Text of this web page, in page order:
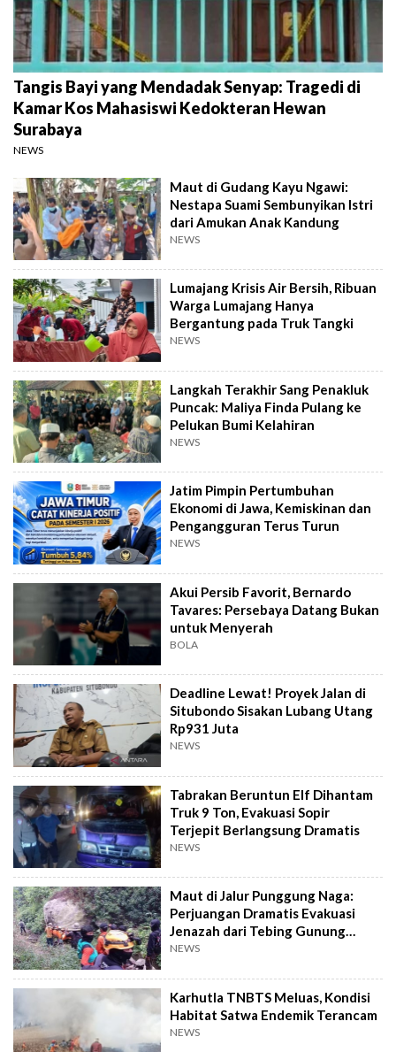
Tangis Bayi yang Mendadak Senyap: Tragedi di
Kamar Kos Mahasiswi Kedokteran Hewan
Surabaya
NEWS
Maut di Gudang Kayu Ngawi:
Nestapa Suami Sembunyikan Istri
dari Amukan Anak Kandung
NEWS
Lumajang Krisis Air Bersih, Ribuan
Warga Lumajang Hanya
Bergantung pada Truk Tangki
NEWS
Langkah Terakhir Sang Penakluk
Puncak: Maliya Finda Pulang ke
Pelukan Bumi Kelahiran
NEWS
Jatim Pimpin Pertumbuhan
Ekonomi di Jawa, Kemiskinan dan
Pengangguran Terus Turun
NEWS
Akui Persib Favorit, Bernardo
Tavares: Persebaya Datang Bukan
untuk Menyerah
BOLA
Deadline Lewat! Proyek Jalan di
Situbondo Sisakan Lubang Utang
Rp931 Juta
NEWS
Tabrakan Beruntun Elf Dihantam
Truk 9 Ton, Evakuasi Sopir
Terjepit Berlangsung Dramatis
NEWS
Maut di Jalur Punggung Naga:
Perjuangan Dramatis Evakuasi
Jenazah dari Tebing Gunung
Piramid
NEWS
Karhutla TNBTS Meluas, Kondisi
Habitat Satwa Endemik Terancam
NEWS